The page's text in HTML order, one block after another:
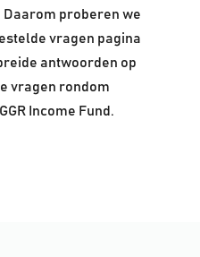
Daarom proberen we
vragen pagina
antwoorden op
vragen rondom
Income Fund.